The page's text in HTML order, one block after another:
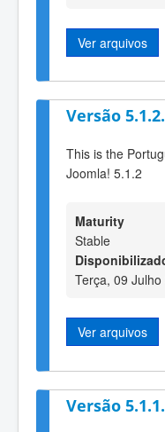
Ver arquivos
Versão
This is the
Joomla! 5.1.2
Maturity
Stable
Terça, 09
Ver arquivos
Versão